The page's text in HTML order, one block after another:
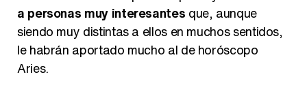
a personas muy interesantes que, aunque
siendo muy distintas a ellos en muchos sentidos,
le habrán aportado mucho al de horóscopo
Aries.